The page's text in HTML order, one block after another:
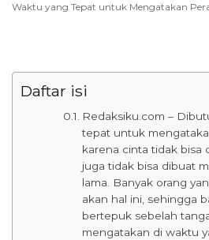
Waktu yang Tepat untuk Mengatakan
Daftar isi
Redaksiku.com –
tepat untuk
karena cinta tidak bisa
juga tidak bisa dibuat
lama. Banyak orang
akan hal ini, sehingga
bertepuk sebelah
mengatakan di waktu